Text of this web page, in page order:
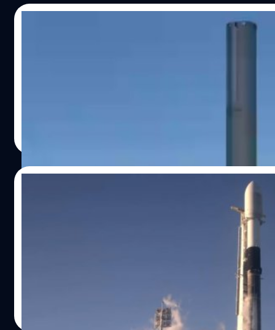
SpaceX ปล่อยดาวเทียม Starlink v1.0 L21
วันอาทิตย์ที่ 14 มีนาคม SpaceX ได้ปล่อยดาวเทียม Starlink
เนดีรัฐฟลอริดาด้วยจรวด Falcon 9 ได้สำเร็จพร้อมด้วยสถิ